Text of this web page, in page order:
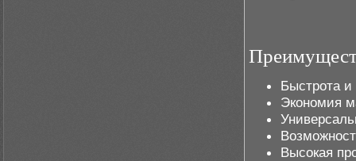
Быстрота и
Экономия
Высокая